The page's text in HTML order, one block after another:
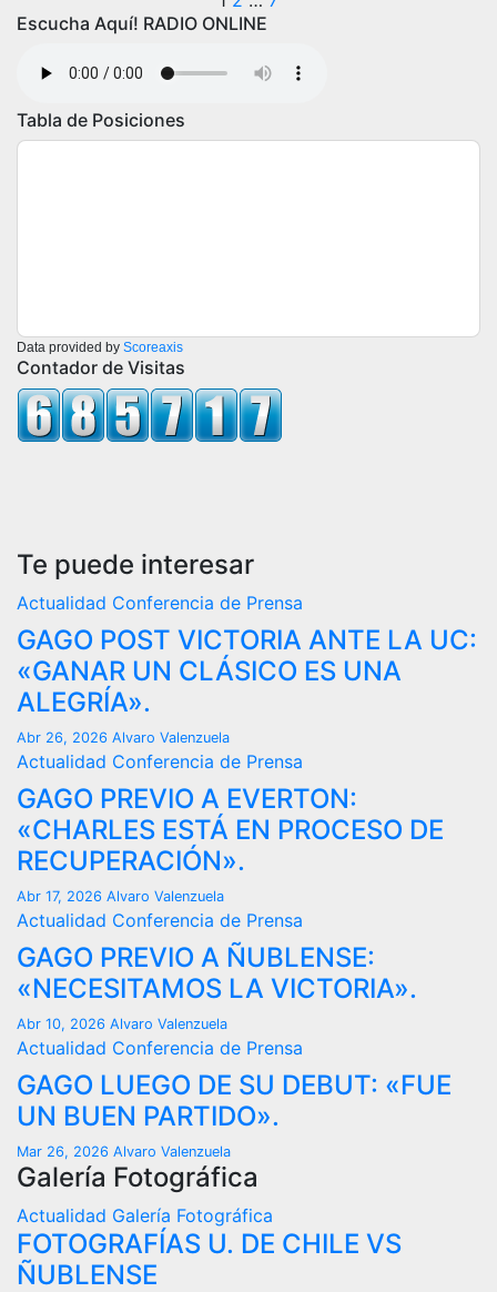
entradas
Escucha Aquí! RADIO ONLINE
Tabla de Posiciones
Data provided by Scoreaxis
Contador de Visitas
Te puede interesar
Actualidad Conferencia de Prensa
GAGO POST VICTORIA ANTE LA UC:
«GANAR UN CLÁSICO ES UNA
ALEGRÍA».
Abr 26, 2026 Alvaro Valenzuela
Actualidad Conferencia de Prensa
GAGO PREVIO A EVERTON:
«CHARLES ESTÁ EN PROCESO DE
RECUPERACIÓN».
Abr 17, 2026 Alvaro Valenzuela
Actualidad Conferencia de Prensa
GAGO PREVIO A ÑUBLENSE:
«NECESITAMOS LA VICTORIA».
Abr 10, 2026 Alvaro Valenzuela
Actualidad Conferencia de Prensa
GAGO LUEGO DE SU DEBUT: «FUE
UN BUEN PARTIDO».
Mar 26, 2026 Alvaro Valenzuela
Galería Fotográfica
Actualidad Galería Fotográfica
FOTOGRAFÍAS U. DE CHILE VS
ÑUBLENSE